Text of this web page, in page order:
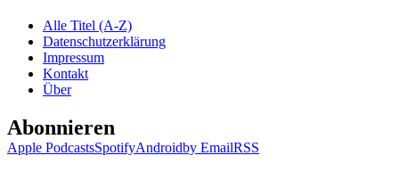
Alle Titel (A-Z)
Datenschutzerklärung
Impressum
Kontakt
Über
Abonnieren
Apple PodcastsSpotifyAndroidby EmailRSS